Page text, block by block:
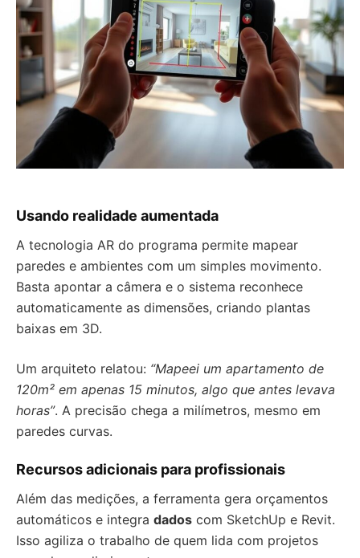
Usando realidade aumentada
A tecnologia AR do programa permite mapear
paredes e ambientes com um simples movimento.
Basta apontar a câmera e o sistema reconhece
automaticamente as dimensões, criando plantas
baixas em 3D.
Um arquiteto relatou: “Mapeei um apartamento de
120m² em apenas 15 minutos, algo que antes levava
horas”. A precisão chega a milímetros, mesmo em
paredes curvas.
Recursos adicionais para profissionais
Além das medições, a ferramenta gera orçamentos
automáticos e integra dados com SketchUp e Revit.
Isso agiliza o trabalho de quem lida com projetos